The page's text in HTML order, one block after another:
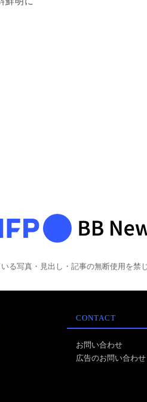
る写真・見出し・記事の無断使用を禁
CONTACT
お問い合わせ
広告のお問い合わせ